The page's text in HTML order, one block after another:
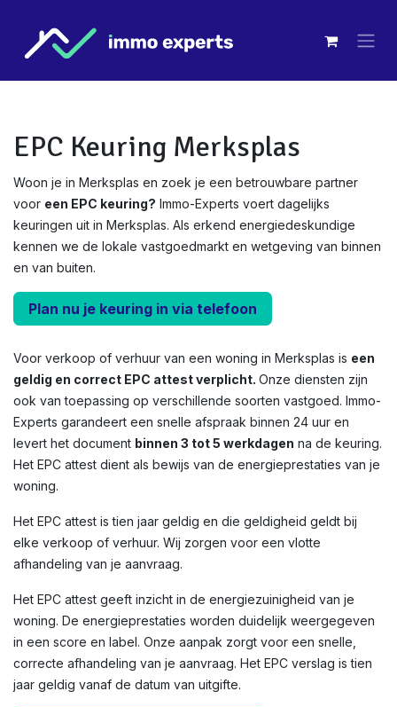
EPC Keuring Merksplas
Woon je in Merksplas en zoek je een betrouwbare partner
voor een EPC keuring? Immo-Experts voert dagelijks
keuringen uit in Merksplas. Als erkend energiedeskundige
kennen we de lokale vastgoedmarkt en wetgeving van binnen
en van buiten.
Plan nu je keuring in via telefoon
Voor verkoop of verhuur van een woning in Merksplas is een
geldig en correct EPC attest verplicht. Onze diensten zijn
ook van toepassing op verschillende soorten vastgoed. Immo-
Experts garandeert een snelle afspraak binnen 24 uur en
levert het document binnen 3 tot 5 werkdagen na de keuring.
Het EPC attest dient als bewijs van de energieprestaties van je
woning.
Het EPC attest is tien jaar geldig en die geldigheid geldt bij
elke verkoop of verhuur. Wij zorgen voor een vlotte
afhandeling van je aanvraag.
Het EPC attest geeft inzicht in de energiezuinigheid van je
woning. De energieprestaties worden duidelijk weergegeven
in een score en label. Onze aanpak zorgt voor een snelle,
correcte afhandeling van je aanvraag. Het EPC verslag is tien
jaar geldig vanaf de datum van uitgifte.